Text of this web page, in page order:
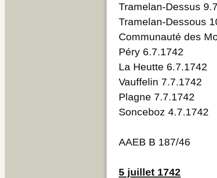
Tramelan-Dessus
Tramelan-Dessous
Communauté des
Péry 6.7.1742
La Heutte 6.7.1742
Vauffelin 7.7.1742
Plagne 7.7.1742
Sonceboz 4.7.1742
AAEB B 187/46
5 juillet 1742